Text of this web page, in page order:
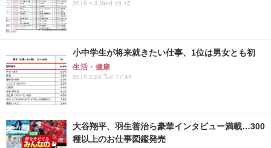
2019.4.3 Wed 19:15
小中学生が将来就きたい仕事、1位は男女とも初
生活・健康
2019.3.26 Tue 17:45
大谷翔平、羽生善治ら豪華インタビュー満載…300
種以上のお仕事図鑑発売